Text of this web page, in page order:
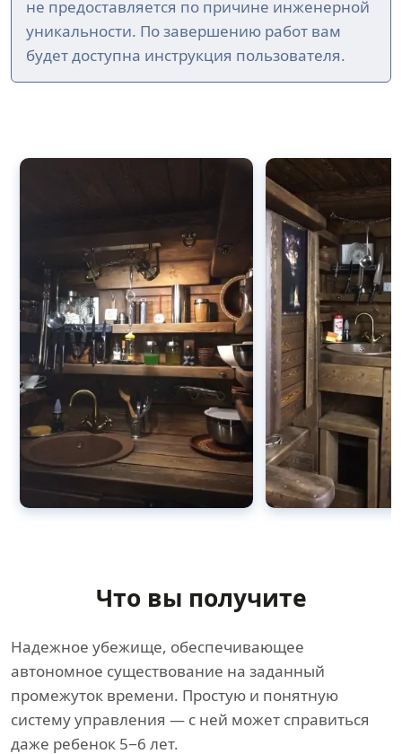
не предоставляется по причине инженерной
уникальности. По завершению работ вам
будет доступна инструкция пользователя.
Что вы получите
Надежное убежище, обеспечивающее
автономное существование на заданный
промежуток времени. Простую и понятную
систему управления — с ней может справиться
даже ребенок 5−6 лет.